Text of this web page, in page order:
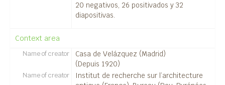
20 negativos, 26 positivados y 32
diapositivas.
Context area
Name of creator
Casa de Velázquez (Madrid)
(Depuis 1920)
Name of creator
Institut de recherche sur l’architecture